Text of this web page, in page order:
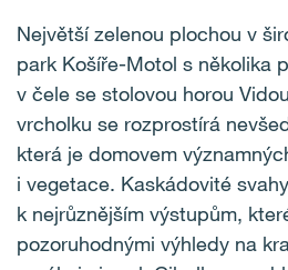
Největší zelenou plochou v
park Košíře-Motol s několika
v čele se stolovou horou
vrcholku se rozprostírá
která je domovem
i vegetace. Kaskádovité
k nejrůznějším výstupům,
pozoruhodnými výhledy na